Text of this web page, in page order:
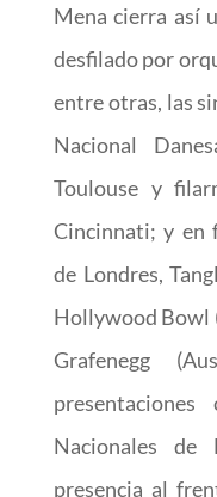
Mena cierra así
desfilado por
entre otras, las
Nacional
Toulouse y
Cincinnati; y en
de Londres,
Hollywood Bowl
Grafenegg
Nacionales de
presencia al